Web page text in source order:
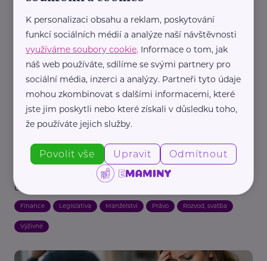
Rodič Samoživitel/ka
Reklama
Advokátní kancelář ELEMENTZ LEGAL
Jak často můžu žádat o zvýšení výživného na
dítě?
Finance Legislativa Manželství Právo Rozvod, svatba
Výživné
K personalizaci obsahu a reklam, poskytování
funkcí sociálních médií a analýze naší návštěvnosti
využíváme soubory cookie. Informace o tom, jak
náš web používáte, sdílíme se svými partnery pro
sociální média, inzerci a analýzy. Partneři tyto údaje
mohou zkombinovat s dalšími informacemi, které
jste jim poskytli nebo které získali v důsledku toho,
že používáte jejich služby.
Povolit vše Upravit Odmítnout